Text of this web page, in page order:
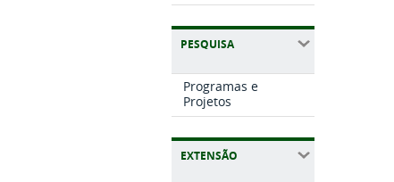
PESQUISA
Programas e
Projetos
EXTENSÃO